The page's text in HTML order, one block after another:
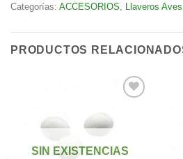
Categorías: ACCESORIOS, Llaveros Aves
PRODUCTOS
lista de
SIN EXISTENCIAS